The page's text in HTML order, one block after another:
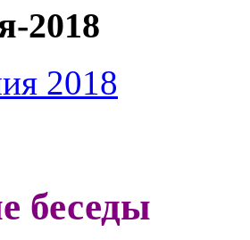
2018
2018
беседы